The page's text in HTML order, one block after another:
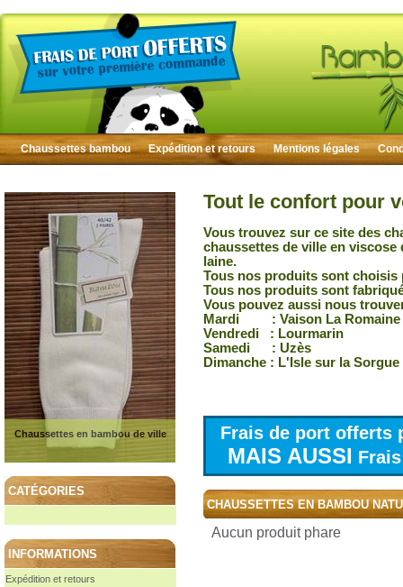
Chaussettes bambou Expédition et retours Mentions légales
Chaussettes en bambou de ville
CATÉGORIES
INFORMATIONS
Expédition et retours
Tout le confort pour
Vous trouvez sur ce site des
chaussettes de ville en
laine.
Tous nos produits sont choisis
Tous nos produits sont
Vous pouvez aussi nous
Mardi : Vaison La Romaine
Vendredi : Lourmarin
Samedi : Uzès
Dimanche : L'Isle sur la Sorgue
Frais de port offerts
MAIS AUSSI
CHAUSSETTES EN BAMBOU
Aucun produit phare